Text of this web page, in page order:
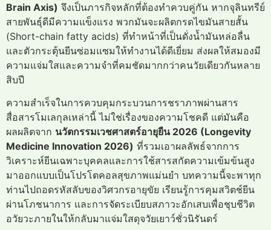
Brain Axis) จึงเป็นภารกิจหลักที่ต้องทำควบคู่กัน หากจุลินทรีย์
สายพันธุ์ดีมีความแข็งแรง พวกมันจะผลิตกรดไขมันสายสั้น
(Short-chain fatty acids) ที่ทำหน้าที่เป็นดั่งน้ำมันหล่อลื่น
และตัวกระตุ้นยีนซ่อมแซมให้ทำงานได้ดีเยี่ยม ส่งผลให้สมองมี
ความแจ่มใสและความจำที่คมชัดมากกว่าคนวัยเดียวกันหลาย
สิบปี
ความสำเร็จในการควบคุมกระบวนการชราภาพผ่านสาร
สื่อสารโมเลกุลเหล่านี้ ไม่ใช่เรื่องของความโชคดี แต่มันคือ
ผลผลิตจาก นวัตกรรมเวชศาสตร์อายุยืน 2026 (Longevity
Medicine Innovation 2026) ที่รวมเอาผลลัพธ์จากการ
วิเคราะห์ยีนเฉพาะบุคคลและการใช้สารสกัดความเข้มข้นสูง
มาออกแบบเป็นโปรโตคอลสุขภาพแม่นยำ บทความนี้จะพาทุก
ท่านไปถอดรหัสลับของวิศวกรอายุขัย เรียนรู้การคุมสวิตช์ยีน
ผ่านโภชนาการ และการจัดระเบียบสภาวะอักเสบเพื่อชุบชีวิต
อวัยวะภายในให้กลับมาแจ่มใสดุจวัยเยาว์ชั่วนิรันดร์